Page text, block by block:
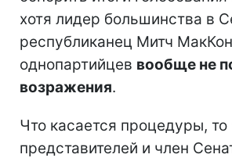
хотя лидер большинства в
республиканец Митч
однопартийцев вообще не
возражения.
Что касается процедуры,
представителей и член